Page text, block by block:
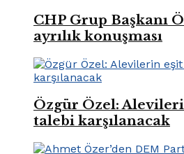
CHP Grup Başkanı
ayrılık konuşması
Özgür Özel:
talebi karşılanacak